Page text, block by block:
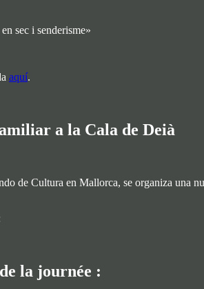
sec i senderisme»
aquí.
a la Cala de Deià
de Cultura en Mallorca, se organiza una
la journée :